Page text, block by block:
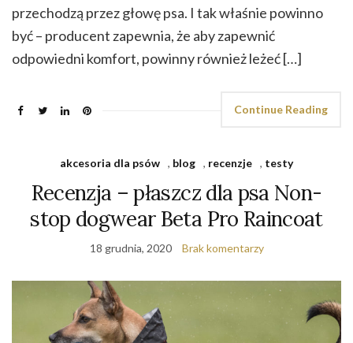
przechodzą przez głowę psa. I tak właśnie powinno
być – producent zapewnia, że aby zapewnić
odpowiedni komfort, powinny również leżeć […]
Continue Reading
akcesoria dla psów , blog , recenzje , testy
Recenzja – płaszcz dla psa Non-
stop dogwear Beta Pro Raincoat
18 grudnia, 2020 Brak komentarzy